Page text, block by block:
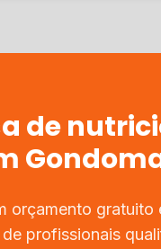
de
orçamento gratuito
profissionais